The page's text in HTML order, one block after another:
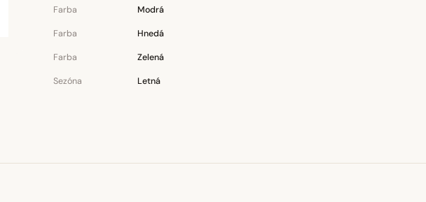
Farba Modrá
Farba Hnedá
Farba Zelená
Sezóna Letná